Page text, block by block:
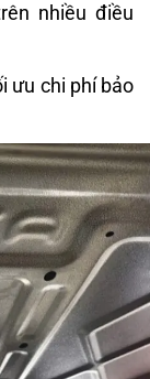
nhiều điều
ưu chi phí bảo